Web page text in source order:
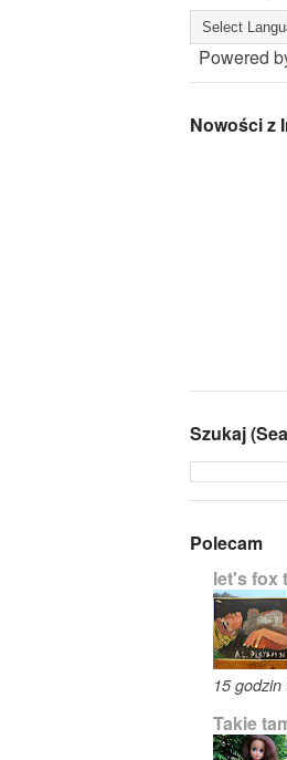
Powered
Nowości z
Szukaj
Polecam
let's fox
15 godzin
Takie